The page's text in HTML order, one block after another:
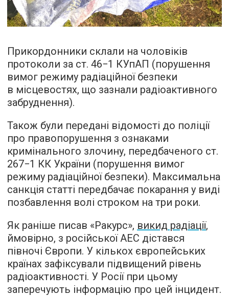
Прикордонники склали на чоловіків
протоколи за ст. 46−1 КУпАП (порушення
вимог режиму радіаційної безпеки
в місцевостях, що зазнали радіоактивного
забруднення).
Також були передані відомості до поліції
про правопорушення з ознаками
кримінального злочину, передбаченого ст.
267−1 КК України (порушення вимог
режиму радіаційної безпеки). Максимальна
санкція статті передбачає покарання у виді
позбавлення волі строком на три роки.
Як раніше писав «Ракурс», викид радіації,
ймовірно, з російської АЕС дістався
півночі Європи. У кількох європейських
країнах зафіксували підвищений рівень
радіоактивності. У Росії при цьому
заперечують інформацію про цей інцидент.